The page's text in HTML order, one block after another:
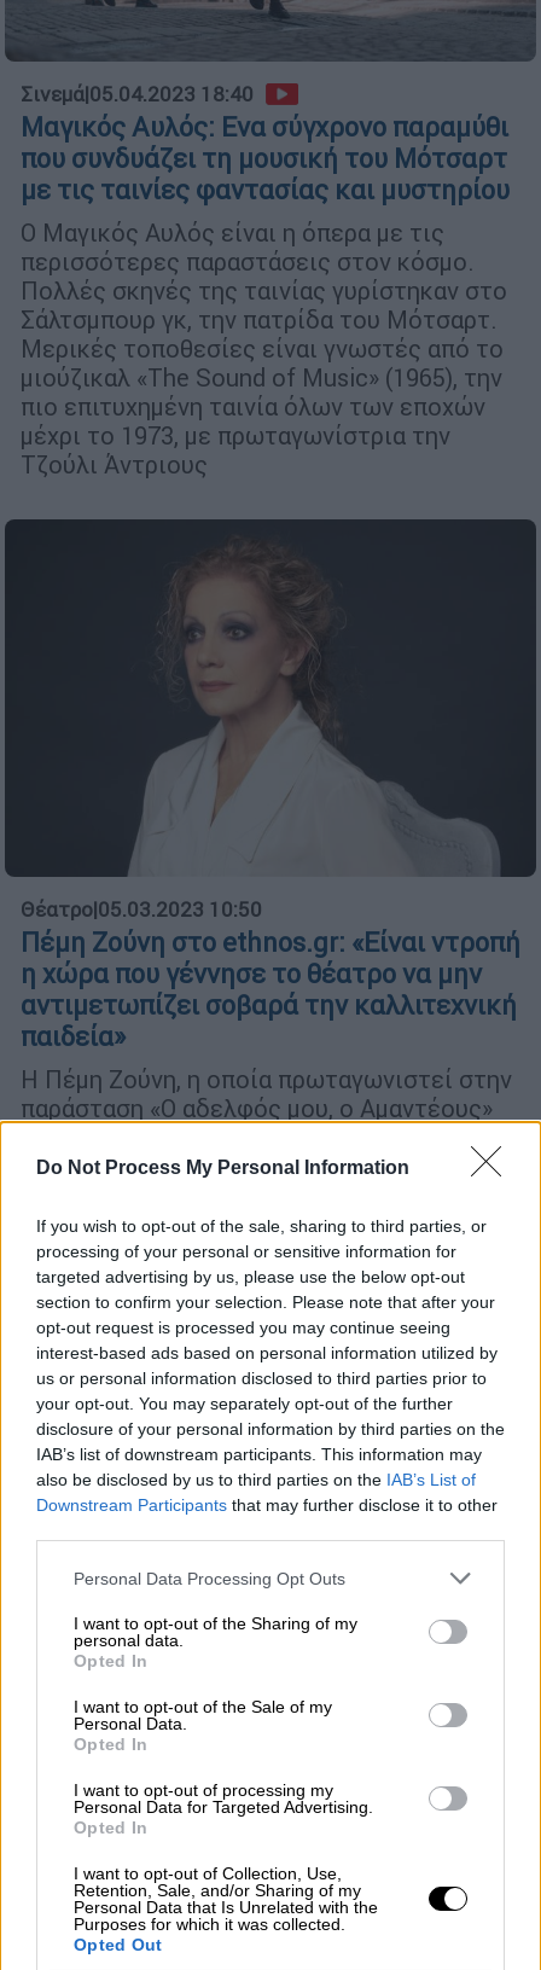
Do Not Process My Personal Information
If you wish to opt-out of the sale, sharing to third parties, or
processing of your personal or sensitive information for
targeted advertising by us, please use the below opt-out
section to confirm your selection. Please note that after your
opt-out request is processed you may continue seeing
interest-based ads based on personal information utilized by
us or personal information disclosed to third parties prior to
your opt-out. You may separately opt-out of the further
disclosure of your personal information by third parties on the
IAB’s list of downstream participants. This information may
also be disclosed by us to third parties on the IAB’s List of
Downstream Participants that may further disclose it to other
Please note that this website/app uses one or more Google
not limited to your visit or usage behaviour. You may click to
grant or deny consent to Google and its third-party tags to
use your data for below specified purposes in below Google
consent section.
Personal Data Processing Opt Outs
I want to opt-out of the Sharing of my
personal data.
Opted In
I want to opt-out of the Sale of my
Personal Data.
Opted In
I want to opt-out of processing my
Personal Data for Targeted Advertising.
Opted In
I want to opt-out of Collection, Use,
Retention, Sale, and/or Sharing of my
Personal Data that Is Unrelated with the
Purposes for which it was collected.
Opted Out
Σινεμά|05.04.2023 18:40
Μαγικός Αυλός: Ενα σύγχρονο παραμύθι
που συνδυάζει τη μουσική του Μότσαρτ
με τις ταινίες φαντασίας και μυστηρίου
Ο Μαγικός Αυλός είναι η όπερα με τις
περισσότερες παραστάσεις στον κόσμο.
Πολλές σκηνές της ταινίας γυρίστηκαν στο
Σάλτσμπουρ γκ, την πατρίδα του Μότσαρτ.
Μερικές τοποθεσίες είναι γνωστές από το
μιούζικαλ «The Sound of Music» (1965), την
πιο επιτυχημένη ταινία όλων των εποχών
μέχρι το 1973, με πρωταγωνίστρια την
Τζούλι Άντριους
Θέατρο|05.03.2023 10:50
Πέμη Ζούνη στο ethnos.gr: «Είναι ντροπή
η χώρα που γέννησε το θέατρο να μην
αντιμετωπίζει σοβαρά την καλλιτεχνική
παιδεία»
Η Πέμη Ζούνη, η οποία πρωταγωνιστεί στην
παράσταση «Ο αδελφός μου, ο Αμαντέους»
τη γυναίκα, την πολιτική, αλλά και για τον
Μουσική|03.12.2022 12:12
Μέγαρο Μουσικής Αθηνών: Η παιδική
χορωδία Μότσαρτ της Βιέννης για
πρώτη φορά στην Ελλάδα
Το ρεπερτόριο της Παιδικής Χορωδίας
Μότσαρτ της Βιέννης είναι ευρύ.
Περιλαμβάνει κλασικές χορωδιακές
συνθέσεις, ενώ εμπλουτίζεται διαρκώς με
έργα σύγχρονων συνθετών, τα οποία
προβάλλει συστηματικά μέσα από τις
συναυλίες της